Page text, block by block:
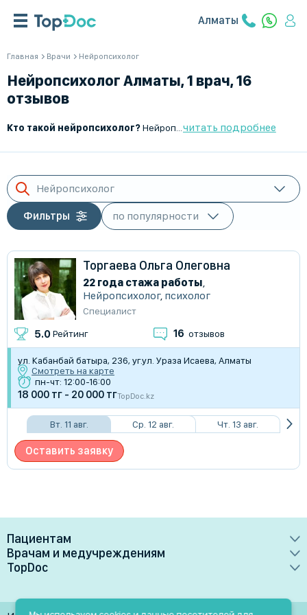
Алматы
Главная Врачи Нейропсихолог
Нейропсихолог Алматы, 1 врач, 16
отзывов
Кто такой нейропсихолог?Нейропсихолог – это специалист, который изучает взаимосвязь между работой мозга и когнитивными функциями, поведением и эмоциями. Он помогает диагностировать и корректировать нарушения памяти, внимания, речи, мышления и других психических процессов, вызванные заболеваниями или травмами нервной системы. читать подробнее
Нейропсихолог
Фильтры
Торгаева Ольга Олеговна
22 года стажа работы,
Нейропсихолог, психолог
Специалист
5.0 Рейтинг 16 отзывов
​ул. Кабанбай батыра, 236, уг.ул. Ураза Исаева, Алматы
Смотреть на карте
пн-чт: 12:00-16:00
18 000 тг - 20 000 тгTopDoc.kz
Вт. 11 авг. Ср. 12 авг. Чт. 13 авг.
Оставить заявку
Пациентам
Врачи
Клиники
Лаборатории
Врачам и медучреждениям
Преимущества
TopDoc
Контакты